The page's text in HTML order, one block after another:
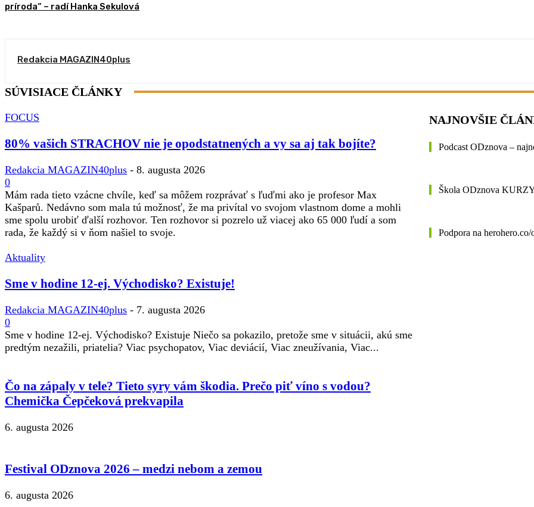
príroda“ – radí Hanka Sekulová
Redakcia MAGAZIN40plus
SÚVISIACE ČLÁNKY
FOCUS
80% vašich STRACHOV nie je opodstatnených a vy sa aj tak bojíte?
Redakcia MAGAZIN40plus - 8. augusta 2026
0
Mám rada tieto vzácne chvíle, keď sa môžem rozprávať s ľuďmi ako je profesor Max
Kašparů. Nedávno som mala tú možnosť, že ma privítal vo svojom vlastnom dome a mohli
sme spolu urobiť ďalší rozhovor. Ten rozhovor si pozrelo už viacej ako 65 000 ľudí a som
rada, že každý si v ňom našiel to svoje.
Aktuality
Sme v hodine 12-ej. Východisko? Existuje!
Redakcia MAGAZIN40plus - 7. augusta 2026
0
Sme v hodine 12-ej. Východisko? Existuje Niečo sa pokazilo, pretože sme v situácii, akú sme
predtým nezažili, priatelia? Viac psychopatov, Viac deviácií, Viac zneužívania, Viac...
Čo na zápaly v tele? Tieto syry vám škodia. Prečo piť víno s vodou?
Chemička Čepčeková prekvapila
6. augusta 2026
Festival ODznova 2026 – medzi nebom a zemou
6. augusta 2026
NAJNOVŠIE
Podcast ODznova –
Škola ODznova
Podpora na herohero.co/